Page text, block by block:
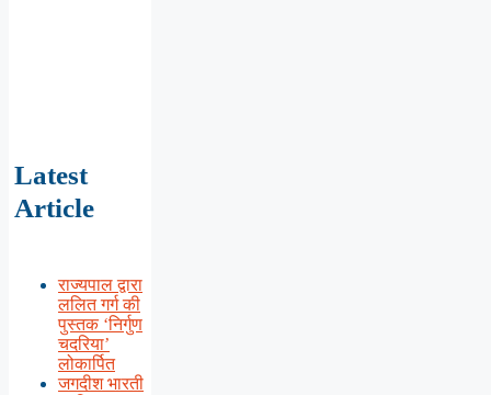
Latest
Article
राज्यपाल द्वारा
ललित गर्ग की
पुस्तक ‘निर्गुण
चदरिया’
लोकार्पित
जगदीश भारती